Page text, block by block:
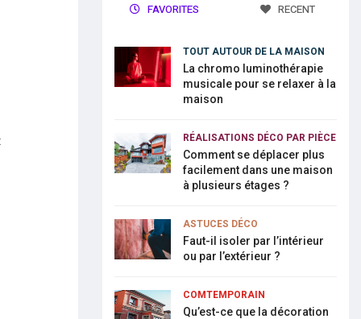
FAVORITES RECENT
TOUT AUTOUR DE LA MAISON
La chromo luminothérapie
musicale pour se relaxer à la
maison
RÉALISATIONS DÉCO PAR PIÈCE
Comment se déplacer plus
facilement dans une maison
à plusieurs étages ?
ASTUCES DÉCO
Faut-il isoler par l’intérieur
ou par l’extérieur ?
COMTEMPORAIN
Qu’est-ce que la décoration